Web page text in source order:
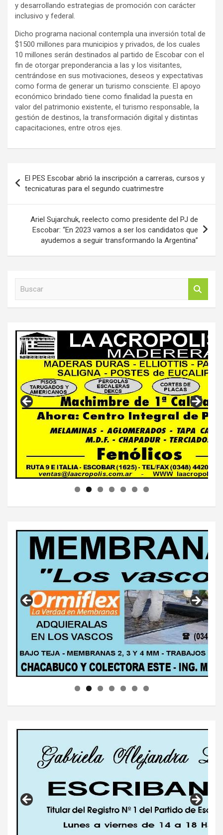
y desarrollando estrategias de promoción con carácter
inclusivo y federal.
Dicho programa nacional contempla una inversión total de
$1500 millones para municipios y privados, de los cuales
10 millones serán destinados al partido de Escobar con el
fin de otorgar preponderancia a las y los visitantes,
centrándose en sus motivaciones, deseos y expectativas
como forma de generar un turismo consciente. El apoyo
económico brindado tiene como finalidad la puesta en
valor del patrimonio existente, el turismo responsable, la
gestión de destinos, la transformación digital y distintas
capacitaciones, entre otros ejes.
de
entradas
El PES Escobar abrió la inscripción a carreras, cursos y
tecnicaturas para el segundo cuatrimestre
Ariel Sujarchuk, reelecto como presidente del PJ de
Escobar: “En 2023 vamos a ser los candidatos que
ayudemos a seguir transformando la Argentina”
r